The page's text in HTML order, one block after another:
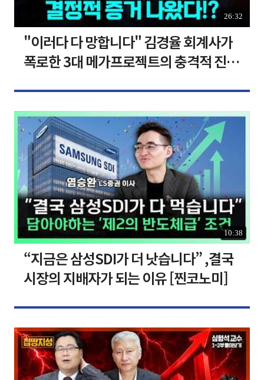
26:32
"이러다 다 망합니다" 김경율 회계사가
폭로한 3대 메가프로젝트의 충격적 진실
10:38
“지금은 삼성SDI가 더 낫습니다” ,결국
시장의 지배자가 되는 이유 [찐코노미]